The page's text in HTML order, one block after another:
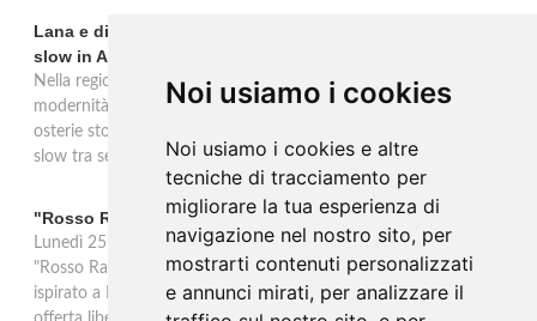
Noi usiamo i cookies
Noi usiamo i cookies e altre
tecniche di tracciamento per
migliorare la tua esperienza di
navigazione nel nostro sito, per
mostrarti contenuti personalizzati
e annunci mirati, per analizzare il
Lana e dintorni: Törggelen, vini d'eccellenza e vacanze
slow in Alto Adige
Nella regione di Lana in Alto Adige tradizione contadina e
modernità si fondono in un'esperienza autentica. Törggelen nelle
osterie storiche, vini da antiche tradizioni vitivinicole e vacanze
slow tra sentieri delle rogge e produttori locali.
"Rosso Rame" in scena a Collepasso il 25 agosto
Lunedì 25 agosto al Palazzo Baronale di Collepasso va in scena
"Rosso Rame", spettacolo di Mary Negro e Gabriele Polimeno
ispirato a Dario Fo e Franca Rame. Ingresso con prenotazione e